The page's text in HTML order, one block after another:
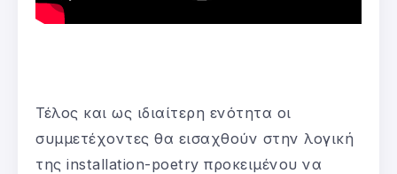
Τέλος και ως ιδιαίτερη ενότητα οι
συμμετέχοντες θα εισαχθούν στην λογική
της installation-poetry προκειμένου να